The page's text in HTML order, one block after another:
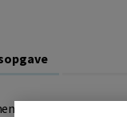
voordoen